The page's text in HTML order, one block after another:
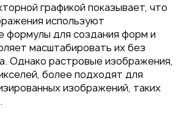
графикой показывает, что
используют
формулы для создания форм и
масштабировать их без
Однако растровые изображения,
более подходят для
изображений, таких